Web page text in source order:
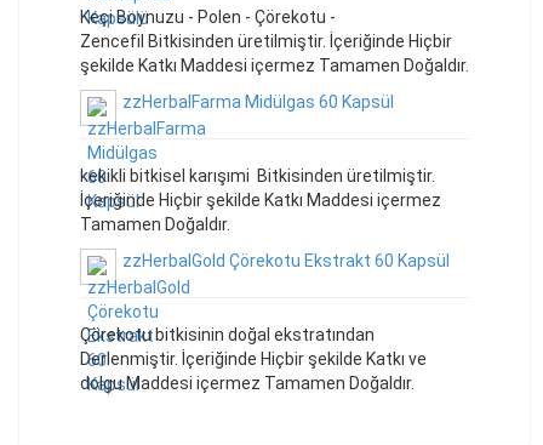
Keçi Boynuzu - Polen - Çörekotu -
Zencefil Bitkisinden üretilmiştir. İçeriğinde Hiçbir
şekilde Katkı Maddesi içermez Tamamen Doğaldır.
zzHerbalFarma Midülgas 60 Kapsül
kekikli bitkisel karışımi Bitkisinden üretilmiştir.
İçeriğinde Hiçbir şekilde Katkı Maddesi içermez
Tamamen Doğaldır.
zzHerbalGold Çörekotu Ekstrakt 60 Kapsül
Çörekotu bitkisinin doğal ekstratından
Derlenmiştir. İçeriğinde Hiçbir şekilde Katkı ve
dolgu Maddesi içermez Tamamen Doğaldır.